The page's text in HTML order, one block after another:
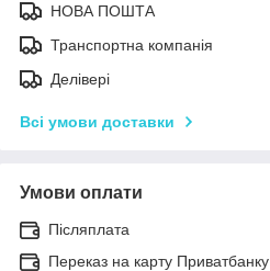
НОВА ПОШТА
Транспортна компанія
Делівері
Всі умови доставки
Умови оплати
Післяплата
Переказ на карту Приватбанку